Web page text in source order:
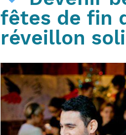
fêtes de fin
réveillon